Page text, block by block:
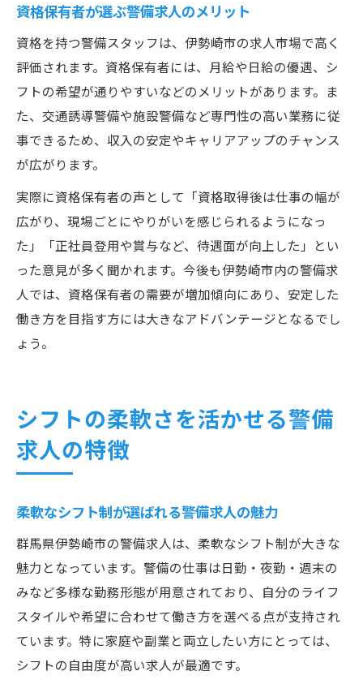
資格保有者が選ぶ警備求人のメリット
資格を持つ警備スタッフは、伊勢崎市の求人市場で高く
評価されます。資格保有者には、月給や日給の優遇、シ
フトの希望が通りやすいなどのメリットがあります。ま
た、交通誘導警備や施設警備など専門性の高い業務に従
事できるため、収入の安定やキャリアアップのチャンス
が広がります。
実際に資格保有者の声として「資格取得後は仕事の幅が
広がり、現場ごとにやりがいを感じられるようになっ
た」「正社員登用や賞与など、待遇面が向上した」とい
った意見が多く聞かれます。今後も伊勢崎市内の警備求
人では、資格保有者の需要が増加傾向にあり、安定した
働き方を目指す方には大きなアドバンテージとなるでし
ょう。
シフトの柔軟さを活かせる警備
求人の特徴
柔軟なシフト制が選ばれる警備求人の魅力
群馬県伊勢崎市の警備求人は、柔軟なシフト制が大きな
魅力となっています。警備の仕事は日勤・夜勤・週末の
みなど多様な勤務形態が用意されており、自分のライフ
スタイルや希望に合わせて働き方を選べる点が支持され
ています。特に家庭や副業と両立したい方にとっては、
シフトの自由度が高い求人が最適です。